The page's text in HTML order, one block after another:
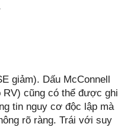
giảm). Dấu McConnell
RV) cũng có thể được ghi
tin nguy cơ độc lập mà
rõ ràng. Trái với suy